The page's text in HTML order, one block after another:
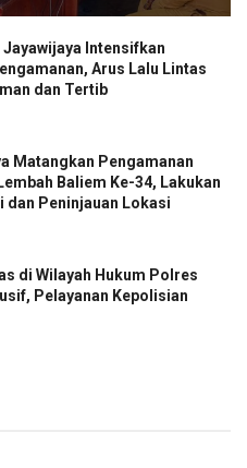
Intensifkan
Arus Lalu Lintas
dan Tertib
Matangkan Pengamanan
Baliem Ke-34, Lakukan
dan Peninjauan Lokasi
di Wilayah Hukum Polres
Pelayanan Kepolisian